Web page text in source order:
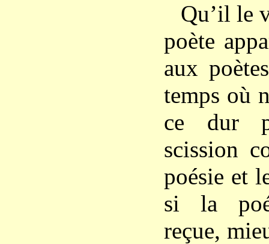
Qu’il le
poète
aux
temps où
ce dur
scission
poésie et
si la
reçue,